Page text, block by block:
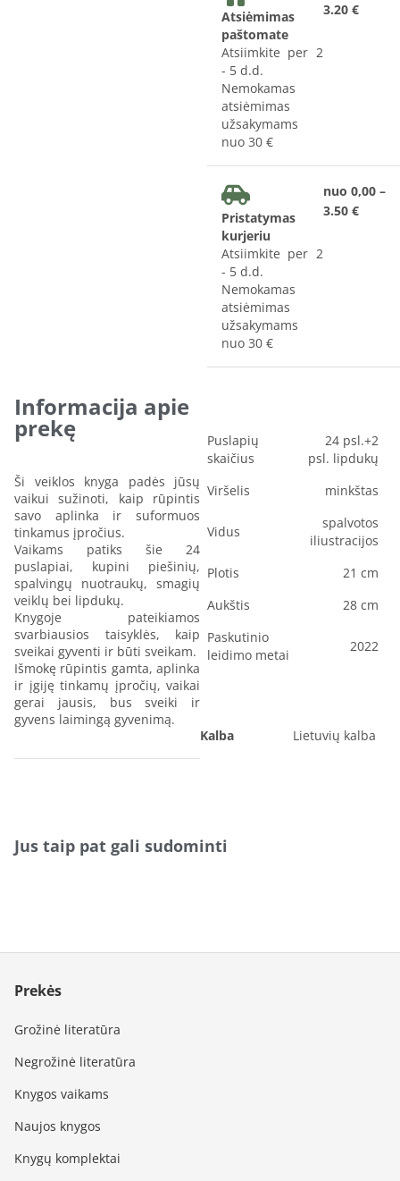
Atsiėmimas
paštomate
Atsiimkite per 2
- 5 d.d.
Nemokamas
atsiėmimas
užsakymams
nuo 30 €
3.20 €
Pristatymas
kurjeriu
Atsiimkite per 2
- 5 d.d.
Nemokamas
atsiėmimas
užsakymams
nuo 30 €
nuo 0,00 –
3.50 €
Informacija apie
prekę
Ši veiklos knyga padės jūsų
vaikui sužinoti, kaip rūpintis
savo aplinka ir suformuos
tinkamus įpročius.
Vaikams patiks šie 24
puslapiai, kupini piešinių,
spalvingų nuotraukų, smagių
veiklų bei lipdukų.
Knygoje pateikiamos
svarbiausios taisyklės, kaip
sveikai gyventi ir būti sveikam.
Išmokę rūpintis gamta, aplinka
ir įgiję tinkamų įpročių, vaikai
gerai jausis, bus sveiki ir
gyvens laimingą gyvenimą.
Puslapių
skaičius
24 psl.+2
psl. lipdukų
Viršelis
minkštas
Vidus
spalvotos
iliustracijos
Plotis
21 cm
Aukštis
28 cm
Paskutinio
leidimo metai
2022
Kalba Lietuvių kalba
Jus taip pat gali sudominti
Prekės
Grožinė literatūra
Negrožinė literatūra
Knygos vaikams
Naujos knygos
Knygų komplektai